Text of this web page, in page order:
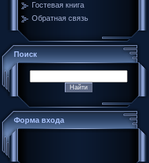
Гостевая книга
Обратная связь
Поиск
Форма входа